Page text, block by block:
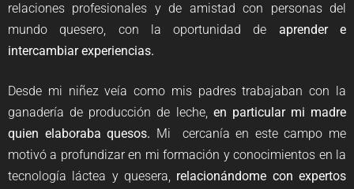
relaciones profesionales y de amistad con personas del
mundo quesero, con la oportunidad de aprender e
intercambiar experiencias.
Desde mi niñez veía como mis padres trabajaban con la
ganadería de producción de leche, en particular mi madre
quien elaboraba quesos. Mi cercanía en este campo me
motivó a profundizar en mi formación y conocimientos en la
tecnología láctea y quesera, relacionándome con expertos